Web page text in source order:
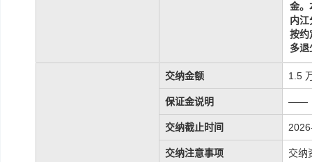
金。
内江
按约
多退
交纳金额 1.5
保证金说明 ——
交纳截止时间
交纳注意事项 交纳